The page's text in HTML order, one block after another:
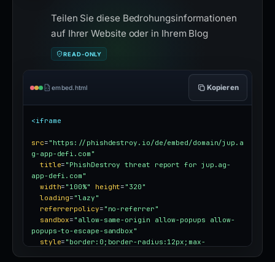
Teilen Sie diese Bedrohungsinformationen
auf Ihrer Website oder in Ihrem Blog
READ-ONLY
embed.html Kopieren
<iframe
src= "https://phishdestroy.io/de/embed/domain/jup.a
g-app-defi.com"
title= "PhishDestroy threat report for jup.ag-
app-defi.com"
width= "100%" height= "320"
loading= "lazy"
referrerpolicy= "no-referrer"
sandbox= "allow-same-origin allow-popups allow-
popups-to-escape-sandbox"
style= "border:0;border-radius:12px;max-